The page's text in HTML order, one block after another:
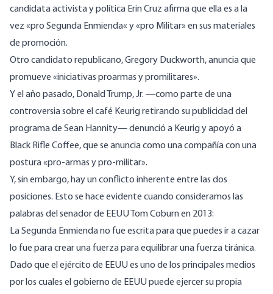
candidata activista y política Erin Cruz afirmaque ella es a la
vez «pro Segunda Enmienda« y «pro Militar» en sus materiales
de promoción.
Otro candidato republicano, Gregory Duckworth,anunciaque
promueve «iniciativas proarmas y promilitares».
Y el año pasado, Donald Trump, Jr. —como parte de una
controversia sobre el café Keurigretirando su publicidad del
programa de Sean Hannity— denunció a Keurig y apoyó a
Black Rifle Coffee, que se anuncia como una compañía con una
postura «pro-armas y pro-militar».
Y, sin embargo, hay un conflicto inherente entre las dos
posiciones. Esto se hace evidente cuando consideramos las
palabras del senador de EEUU Tom Coburn en 2013:
La Segunda Enmienda no fue escrita para que puedes ir a cazar
lo fue para crear una fuerza para equilibrar una fuerza tiránica.
Dado que el ejército de EEUU es uno de los principales medios
por los cuales el gobierno de EEUU puede ejercer su propia